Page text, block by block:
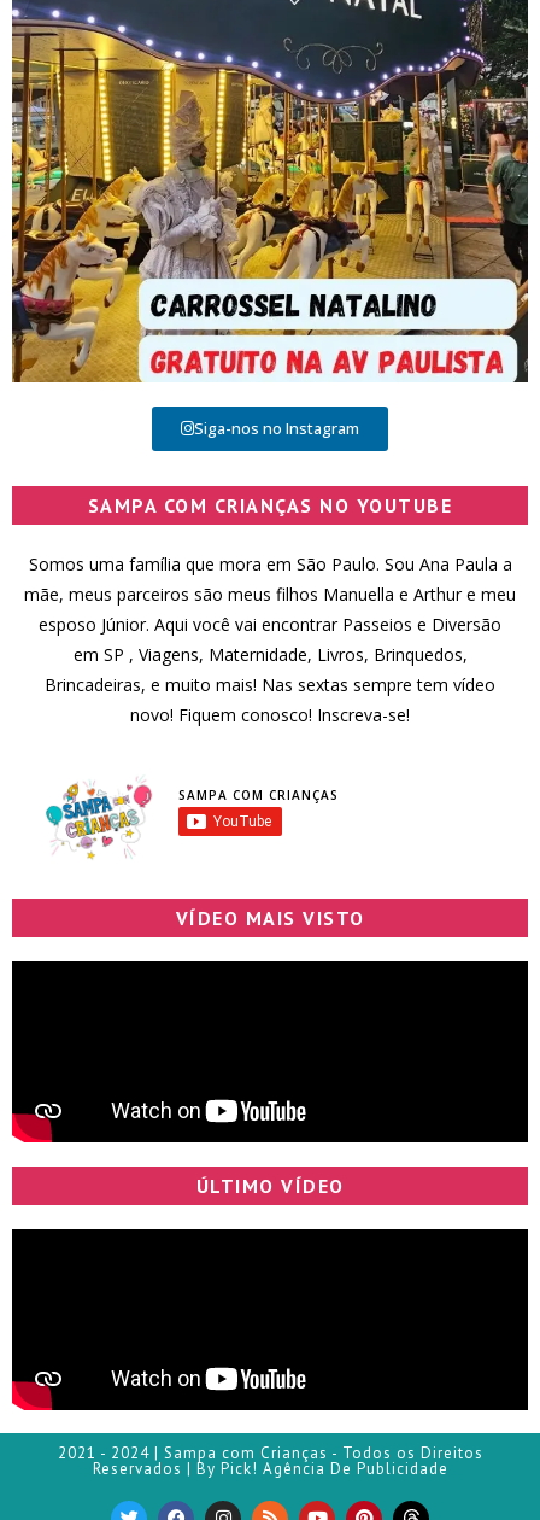
Siga-nos no Instagram
SAMPA COM CRIANÇAS NO YOUTUBE
Somos uma família que mora em São Paulo. Sou Ana Paula a
mãe, meus parceiros são meus filhos Manuella e Arthur e meu
esposo Júnior. Aqui você vai encontrar Passeios e Diversão
em SP , Viagens, Maternidade, Livros, Brinquedos,
Brincadeiras, e muito mais! Nas sextas sempre tem vídeo
novo! Fiquem conosco! Inscreva-se!
SAMPA COM CRIANÇAS
VÍDEO MAIS VISTO
ÚLTIMO VÍDEO
2021 - 2024 | Sampa com Crianças - Todos os Direitos
Reservados | By Pick! Agência De Publicidade